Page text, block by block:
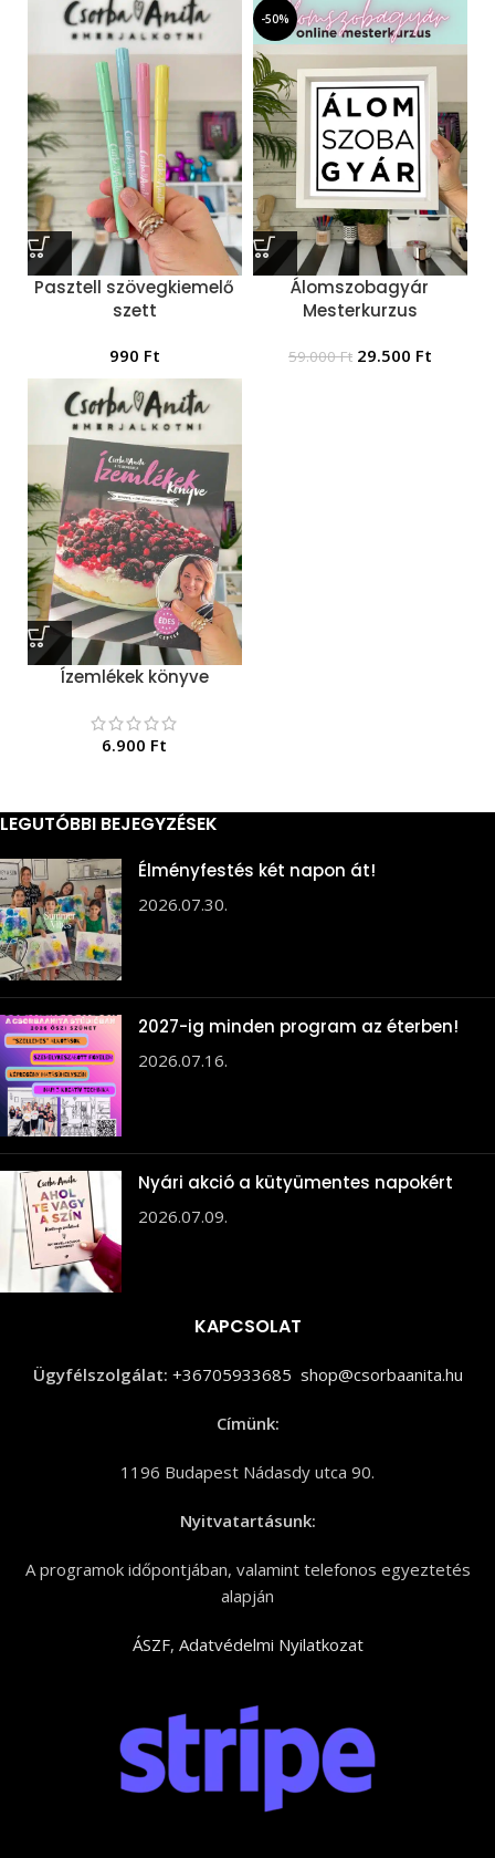
Pasztell szövegkiemelő
szett
990 Ft
-50%
Álomszobagyár
Mesterkurzus
59.000Ft 29.500 Ft
Ízemlékek könyve
6.900 Ft
LEGUTÓBBI BEJEGYZÉSEK
Élményfestés két napon át!
2026.07.30.
2027-ig minden program az éterben!
2026.07.16.
Nyári akció a kütyümentes napokért
2026.07.09.
KAPCSOLAT
Ügyfélszolgálat: +36705933685 shop@csorbaanita.hu
Címünk:
1196 Budapest Nádasdy utca 90.
Nyitvatartásunk:
A programok időpontjában, valamint telefonos egyeztetés
alapján
ÁSZF, Adatvédelmi Nyilatkozat